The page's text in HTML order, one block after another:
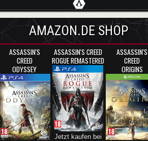
AMAZON.DE SHOP
ASSASSIN'S
CREED
ODYSSEY
ASSASSIN'S CREED
ROGUE REMASTERED
Jetzt kaufen bei
ASSASSIN'S
CREED
ORIGINS